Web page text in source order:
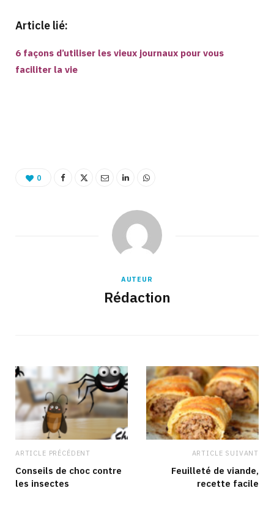
Article lié:
6 façons d’utiliser les vieux journaux pour vous
faciliter la vie
0
AUTEUR
Rédaction
ARTICLE PRÉCÉDENT
Conseils de choc contre
les insectes
ARTICLE SUIVANT
Feuilleté de viande,
recette facile